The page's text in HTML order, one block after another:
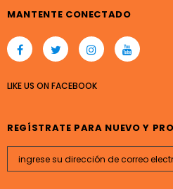
MANTENTE CONECTADO
LIKE US ONFACEBOOK
REGÍSTRATE PARA NUEVO Y